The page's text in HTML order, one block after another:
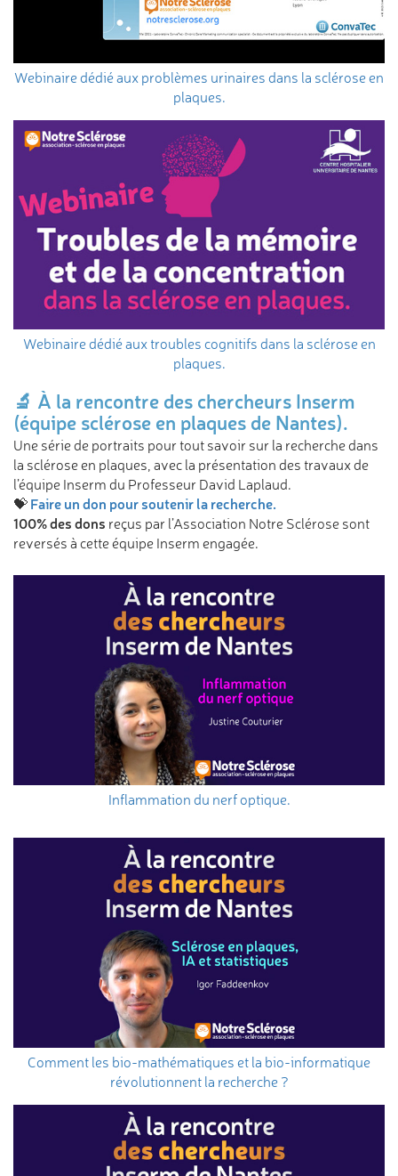
Webinaire dédié aux problèmes urinaires dans la sclérose en
plaques.
Webinaire dédié aux troubles cognitifs dans la sclérose en
plaques.
🔬 À la rencontre des chercheurs Inserm
(équipe sclérose en plaques de Nantes).
Une série de portraits pour tout savoir sur la recherche dans
la sclérose en plaques, avec la présentation des travaux de
l’équipe Inserm du Professeur David Laplaud.
💝 Faire un don pour soutenir la recherche.
100% des dons reçus par l’Association Notre Sclérose sont
reversés à cette équipe Inserm engagée.
Inflammation du nerf optique.
Comment les bio-mathématiques et la bio-informatique
révolutionnent la recherche ?